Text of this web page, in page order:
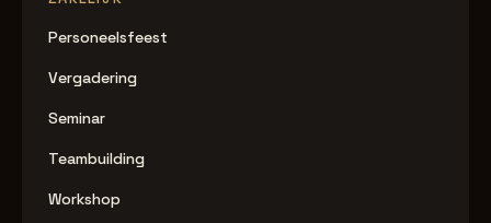
Personeelsfeest
Vergadering
Seminar
Teambuilding
Workshop